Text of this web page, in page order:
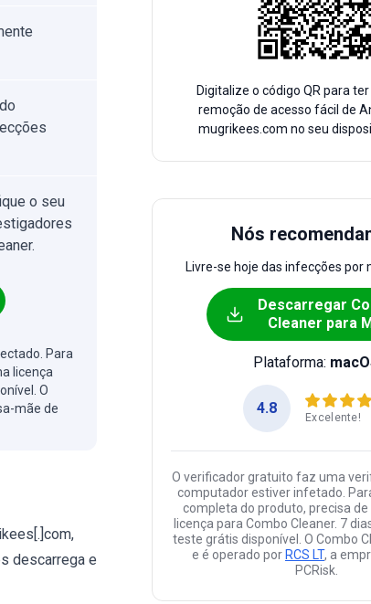
o seu
Para
licença
O
mãe de
descarrega e
Digitalize o código QR para
remoção de acesso fácil de
mugrikees.com no seu
Nós
Livre-se hoje das infecções por
Descarregar
Cleaner para
Plataforma:
4.8
Excelente!
O verificador gratuito faz uma
computador estiver infetado.
completa do produto, precisa
licença para Combo Cleaner. 7
teste grátis disponível. O Combo
e é operado por RCS LT, a
PCRisk.